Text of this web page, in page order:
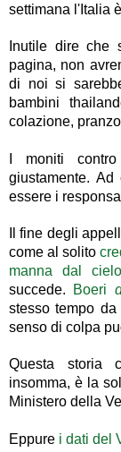
settimana l'Italia
Inutile dire che
pagina, non
di noi si
bambini
colazione,
I moniti
giustamente.
essere i
Il fine degli
come al solito
manna dal cielo
succede. Boeri
stesso tempo
senso di colpa
Questa storia
insomma, è la
Ministero della
Eppure i dati del